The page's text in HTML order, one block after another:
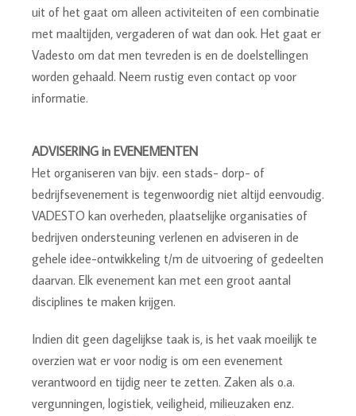
uit of het gaat om alleen activiteiten of een combinatie
met maaltijden, vergaderen of wat dan ook. Het gaat er
Vadesto om dat men tevreden is en de doelstellingen
worden gehaald. Neem rustig even contact op voor
informatie.
ADVISERING in EVENEMENTEN
Het organiseren van bijv. een stads- dorp- of
bedrijfsevenement is tegenwoordig niet altijd eenvoudig.
VADESTO kan overheden, plaatselijke organisaties of
bedrijven ondersteuning verlenen en adviseren in de
gehele idee-ontwikkeling t/m de uitvoering of gedeelten
daarvan. Elk evenement kan met een groot aantal
disciplines te maken krijgen.
Indien dit geen dagelijkse taak is, is het vaak moeilijk te
overzien wat er voor nodig is om een evenement
verantwoord en tijdig neer te zetten. Zaken als o.a.
vergunningen, logistiek, veiligheid, milieuzaken enz.